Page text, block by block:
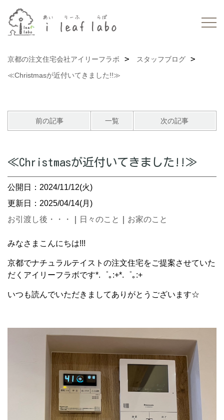
京都の注文住宅会社アイリーフラボ
スタッフブログ
≪Christmasが近付いてきました!!≫
前の記事 一覧 次の記事
≪Christmasが近付いてきました!!≫
公開日：2024/11/12(火)
更新日：2025/04/14(月)
お引渡し後・・・
日々のこと お家のこと
みなさまこんにちは!!!
京都でナチュラルテイストの注文住宅をご提案させていた
だくアイリーフラボです*.゜｡:+*.゜｡:+
いつも読んでいただきましてありがとうございます☆